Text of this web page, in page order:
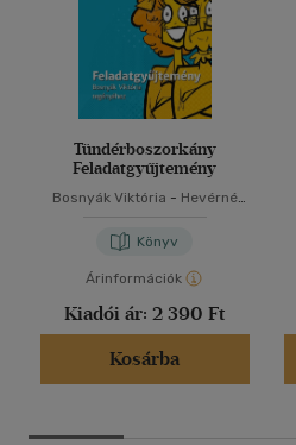
Tündérboszorkány
Feladatgyűjtemény
Bosnyák Viktória - Hevérné
Könyv
Árinformációk
Kiadói ár: 2 390 Ft
Kosárba